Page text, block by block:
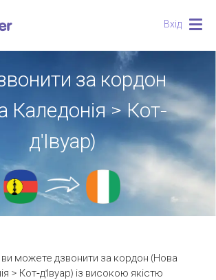
Вхід
за кордон
Каледонія > Кот-
д'Івуар)
ви можете дзвонити за кордон (Нова
> Кот-д'Івуар) із високою якістю